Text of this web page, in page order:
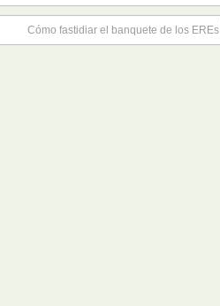
Cómo fastidiar el banquete de los EREs